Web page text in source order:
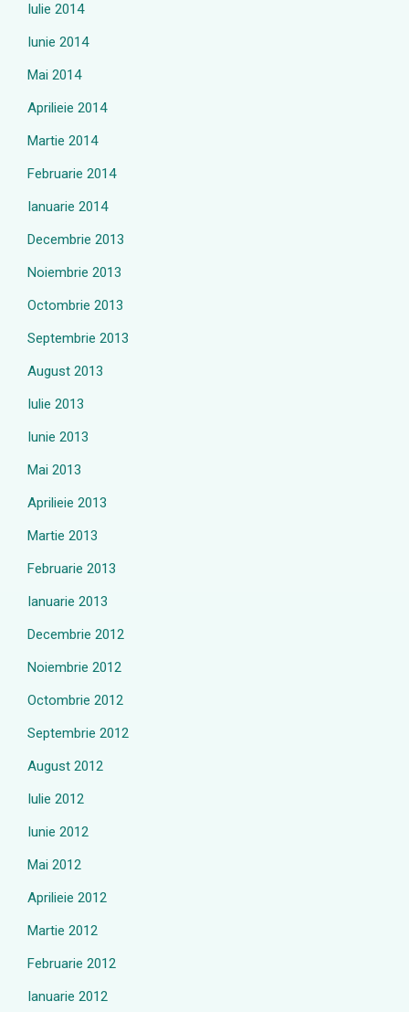
Iulie 2014
Iunie 2014
Mai 2014
Aprilieie 2014
Martie 2014
Februarie 2014
Ianuarie 2014
Decembrie 2013
Noiembrie 2013
Octombrie 2013
Septembrie 2013
August 2013
Iulie 2013
Iunie 2013
Mai 2013
Aprilieie 2013
Martie 2013
Februarie 2013
Ianuarie 2013
Decembrie 2012
Noiembrie 2012
Octombrie 2012
Septembrie 2012
August 2012
Iulie 2012
Iunie 2012
Mai 2012
Aprilieie 2012
Martie 2012
Februarie 2012
Ianuarie 2012